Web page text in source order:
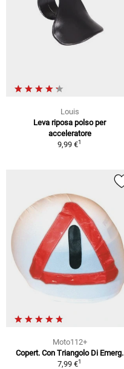
Louis
Leva riposa polso per
acceleratore
9,99 €1
Moto112+
Copert. Con Triangolo Di Emerg.
7,99 €1